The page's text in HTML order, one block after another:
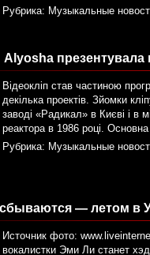
Рубрика: Музыкальные
Alyosha презентувала
Відеокліп став частиною
декілька проектів. Зйомки
заводі «Радикал» в Києві і в
реактора в 1986 році.
Рубрика: Музыкальные
— летом в
Источник фото:
вокалистки Эми Ли станет